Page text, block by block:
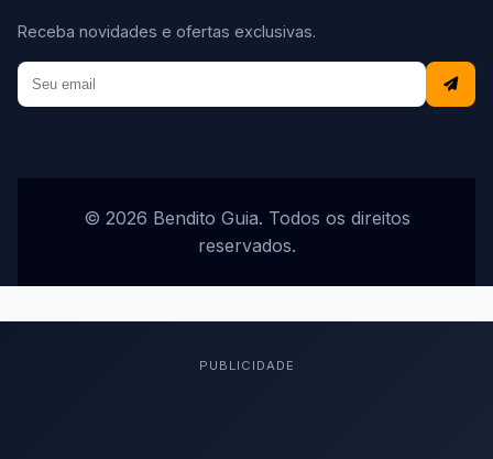
Receba novidades e ofertas exclusivas.
© 2026 Bendito Guia. Todos os direitos
reservados.